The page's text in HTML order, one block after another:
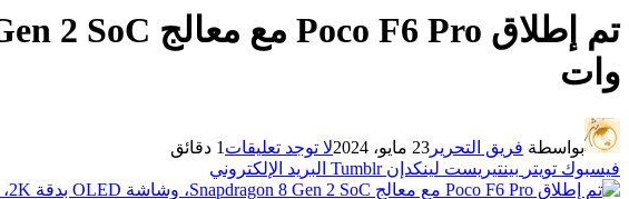
وات
بواسطة فريق التحرير 23 مايو، 2024 لا توجد تعليقات 1 دقائق
فيسبوك تويتر بينتيريست لينكدإن Tumblr البريد الإلكتروني